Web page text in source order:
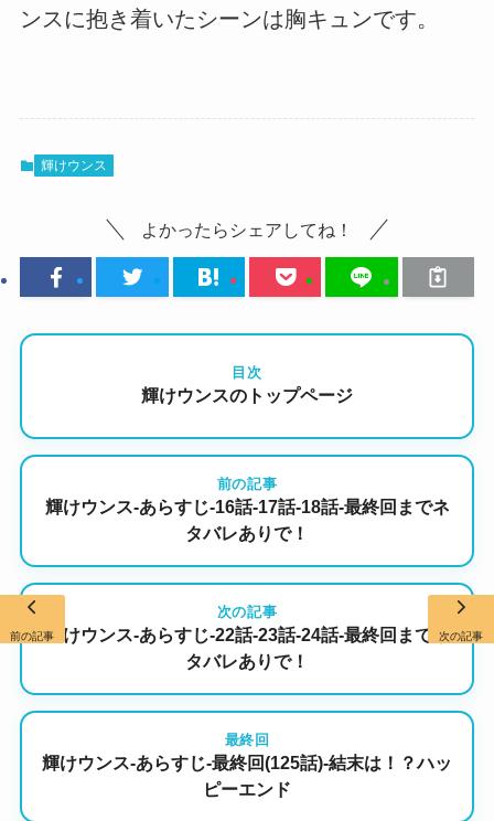
ンスに抱き着いたシーンは胸キュンです。
輝けウンス
よかったらシェアしてね！
目次
輝けウンスのトップページ
前の記事
輝けウンス-あらすじ-16話-17話-18話-最終回までネ
タバレありで！
次の記事
輝けウンス-あらすじ-22話-23話-24話-最終回までネ
タバレありで！
最終回
輝けウンス-あらすじ-最終回(125話)-結末は！？ハッ
ピーエンド
前の記事 次の記事